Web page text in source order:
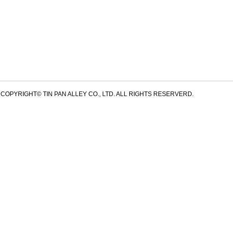
COPYRIGHT© TIN PAN ALLEY CO., LTD. ALL RIGHTS RESERVERD.